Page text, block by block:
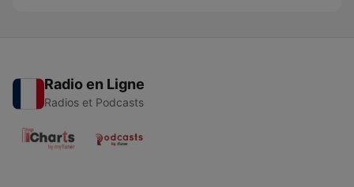
Radio en Ligne
Radios et Podcasts